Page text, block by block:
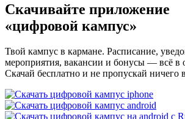
Скачивайте приложение
«цифровой кампус»
Твой кампус в кармане. Расписание,
мероприятия, вакансии и бонусы — всё
Скачай бесплатно и не пропускай ничего